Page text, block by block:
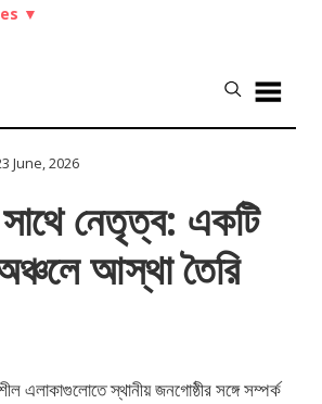
▼
June, 2026
সাথে নেতৃত্ব: একটি
আস্থা তৈরি
এলাকাগুলোতে স্থানীয় জনগোষ্ঠীর সঙ্গে সম্পর্ক